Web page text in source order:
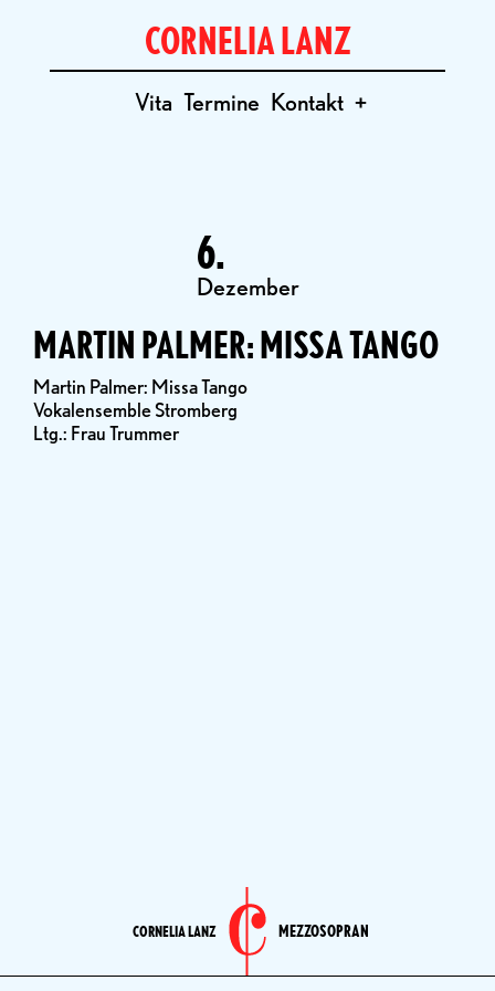
CORNELIA LANZ
Vita Termine Kontakt +
6.
Dezember
MARTIN PALMER: MISSA TANGO
Martin Palmer: Missa Tango
Vokalensemble Stromberg
Ltg.: Frau Trummer
CORNELIA LANZ MEZZOSOPRAN